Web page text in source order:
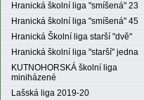
Hranická školní liga "smíšená" 23
Hranická školní liga "smíšená" 45
Hranická Školní liga starší "dvě"
Hranická školní liga "starší" jedna
KUTNOHORSKÁ školní liga
miniházené
Lašská liga 2019-20